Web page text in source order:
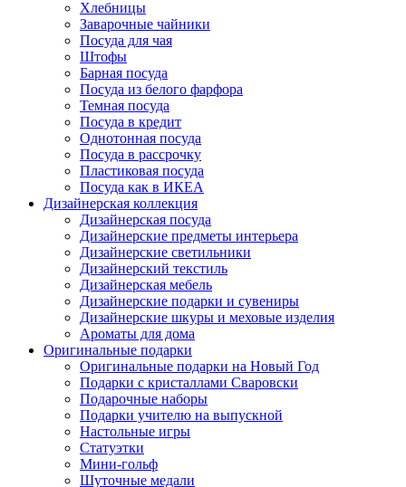
Хлебницы
Заварочные чайники
Посуда для чая
Штофы
Барная посуда
Посуда из белого фарфора
Темная посуда
Посуда в кредит
Однотонная посуда
Посуда в рассрочку
Пластиковая посуда
Посуда как в ИКЕА
Дизайнерская коллекция
Дизайнерская посуда
Дизайнерские предметы интерьера
Дизайнерские светильники
Дизайнерский текстиль
Дизайнерская мебель
Дизайнерские подарки и сувениры
Дизайнерские шкуры и меховые изделия
Ароматы для дома
Оригинальные подарки
Оригинальные подарки на Новый Год
Подарки с кристаллами Сваровски
Подарочные наборы
Подарки учителю на выпускной
Настольные игры
Статуэтки
Мини-гольф
Шуточные медали